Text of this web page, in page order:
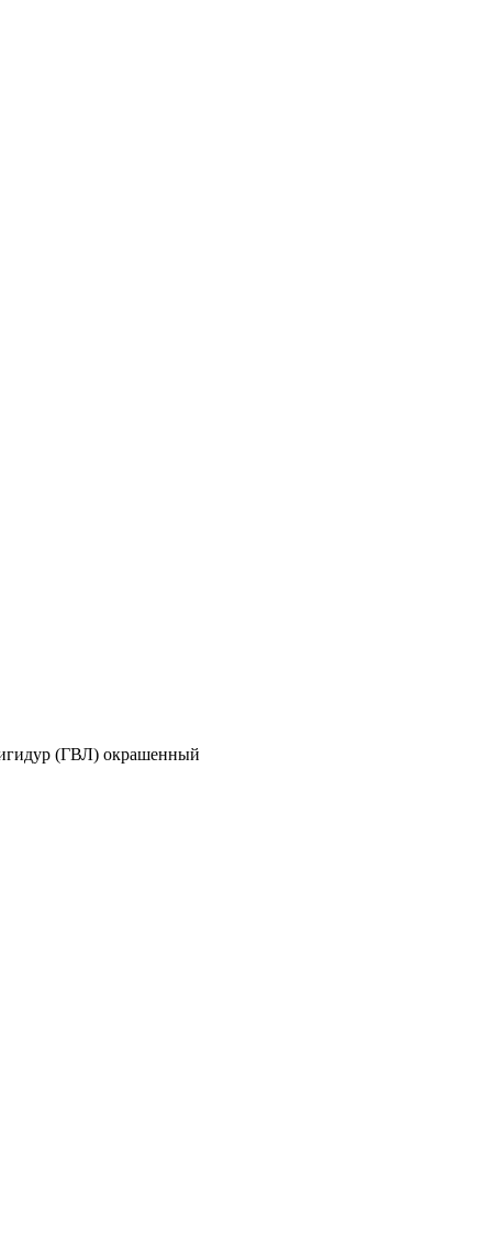
(ГВЛ) окрашенный